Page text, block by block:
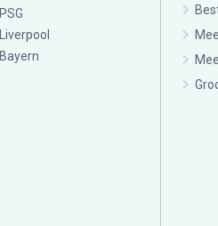
PSG
Liverpool
Bayern